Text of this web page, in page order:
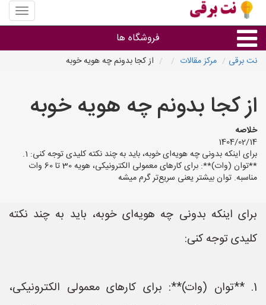
منوی
سایت
برقی
فروشگاه ها
سایر گروه ها
نت برقی مرکز مقالات از کجا بدونم چه هویه خوبه
از کجا بدونم چه هویه خوبه
خلاصه
1404/02/14
برای اینکه بدونی چه هویه‌ای خوبه، باید به چند نکته کلیدی توجه کنی: 1.
**توان (وات)**: برای کارهای معمولی الکترونیکی، هویه 30 تا 60 وات
مناسبه. توان بیشتر یعنی سریع‌تر گرم میشه
برای اینکه بدونی چه هویه‌ای خوبه، باید به چند نکته
کلیدی توجه کنی:
1. **توان (وات)**: برای کارهای معمولی الکترونیکی،